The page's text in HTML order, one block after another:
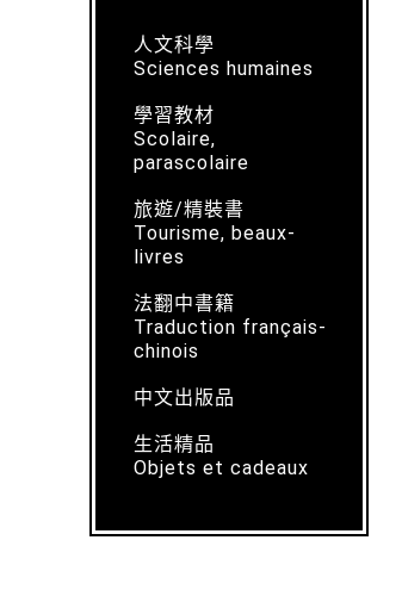
人文科學
Sciences humaines
學習教材
Scolaire,
parascolaire
旅遊/精裝書
Tourisme, beaux-
livres
法翻中書籍
Traduction français-
chinois
中文出版品
生活精品
Objets et cadeaux